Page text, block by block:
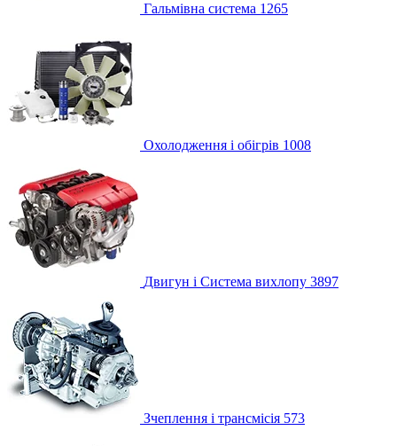
Гальмівна система 1265
Охолодження і обігрів 1008
Двигун і Система вихлопу 3897
Зчеплення і трансмісія 573